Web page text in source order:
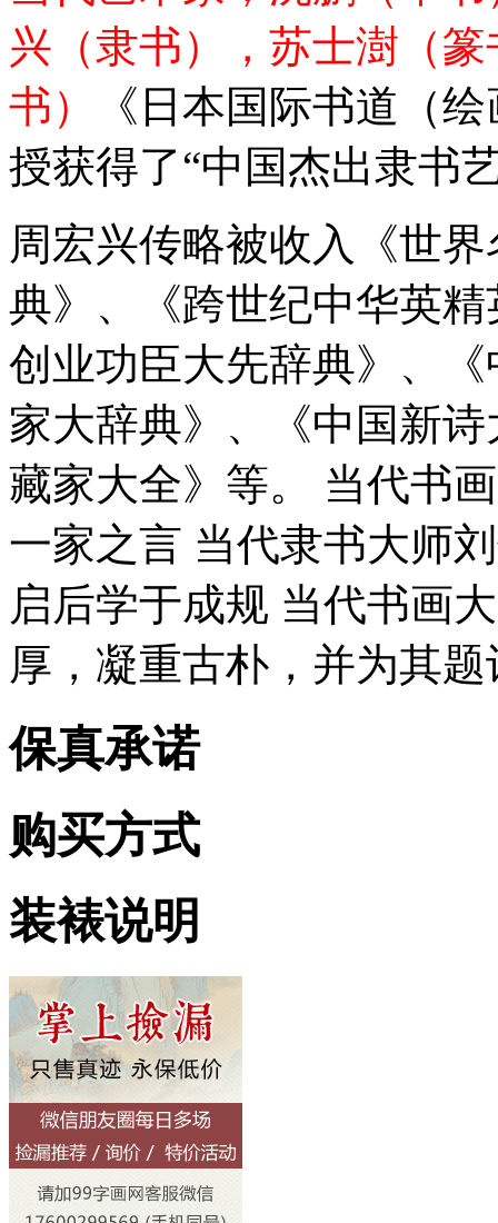
兴（隶书），苏士澍（
书）
《日本国际书道（
授获得了“中国杰出隶书
周宏兴传略被收入《世
典》、《跨世纪中华英
创业功臣大先辞典》、
家大辞典》、《中国新
藏家大全》等。 当代书
一家之言 当代隶书大师
启后学于成规 当代书画
厚，凝重古朴，并为其
保真承诺
购买方式
装裱说明